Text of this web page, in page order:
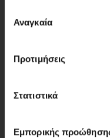
των υπηρεσιών τους.
συγκατάθεσης
Αναγκαία
Προτιμήσεις
Στατιστικά
Εμπορικής
151 23 Μαρούσι,